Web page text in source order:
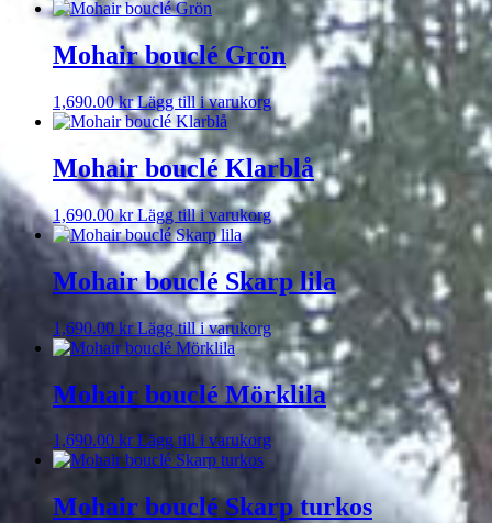
Mohair bouclé Grön
1,690.00kr Lägg till i varukorg
Mohair bouclé Klarblå
1,690.00kr Lägg till i varukorg
Mohair bouclé Skarp lila
1,690.00 kr Lägg till i varukorg
Mohair bouclé Mörklila
1,690.00 kr Lägg till i varukorg
Mohair bouclé Skarp turkos